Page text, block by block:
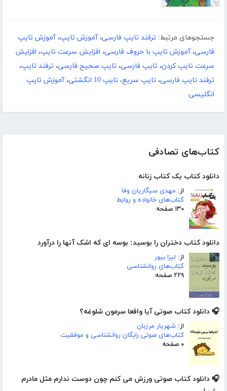
کتاب‌های تصادفی
دانلود کتاب یک کتاب زنانه
از: مهدی سیگاریان وفا
کتاب‌های خانواده و روابط
۱۳۰ صفحه
دانلود کتاب دختران را بوسید: بوسه ای که اشک آنها را درآورد
از: لیزا بیور
کتاب‌های روانشناسی
۲۲۹ صفحه
🎧 دانلود کتاب صوتی آیا واقعا سرمون شلوغه؟
از: شهریار مرزبان
کتاب‌های صوتی رایگان روانشناسی و موفقیت
۰ صفحه
🎧 دانلود کتاب صوتی ورزش می کنم چون دوست ندارم مثل مادرم
جستجوهای مرتبط: ترفند تایپ فارسی،آموزش تایپ،آموزش تایپ
فارسی،آموزش تایپ با حروف فارسی، افزایش سرعت تایپ، افزایش
سرعت تایپ کردن، تایپ فارسی، تایپ صحیح فارسی، ترفند تایپ،
ترفند تایپ فارسی، تایپ سریع، تایپ 10 انگشتی ،آموزش تایپ
انگلیسی